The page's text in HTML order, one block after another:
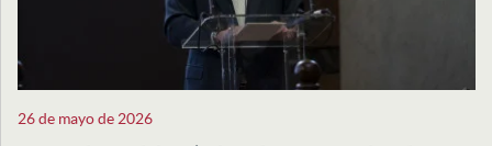
26 de mayo de 2026